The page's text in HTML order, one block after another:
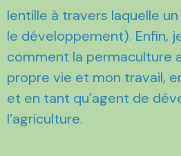
lentille à travers laquelle
le développement). Enfin,
comment la permaculture
propre vie et mon travail,
et en tant qu’agent de
l’agriculture.